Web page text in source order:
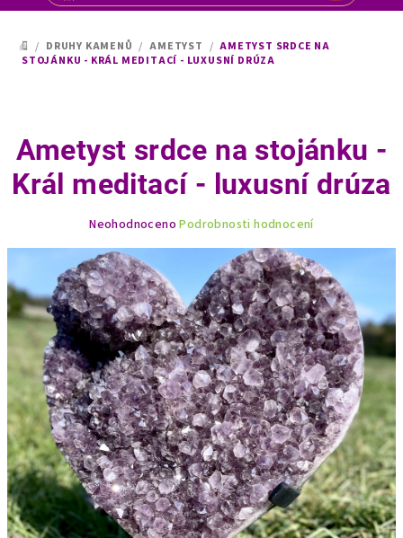
DOMŮ
/ DRUHY KAMENŮ / AMETYST / AMETYST SRDCE NA
STOJÁNKU - KRÁL MEDITACÍ - LUXUSNÍ DRÚZA
Ametyst srdce na stojánku -
Král meditací - luxusní drúza
je
0,0
z
5
hvězdiček.
Neohodnoceno Podrobnosti hodnocení